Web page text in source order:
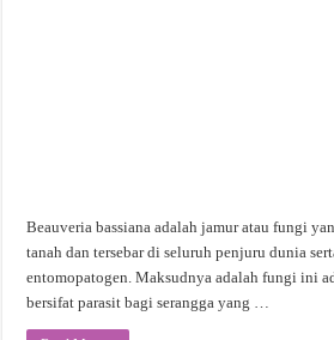
Beauveria bassiana adalah jamur atau fungi
tanah dan tersebar di seluruh penjuru dunia
entomopatogen. Maksudnya adalah fungi ini
bersifat parasit bagi serangga yang …